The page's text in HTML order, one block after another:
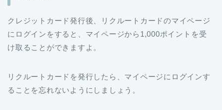
クレジットカード発行後、リクルートカードのマイページ
にログインをすると、マイページから1,000ポイントを受
け取ることができますよ。
リクルートカードを発行したら、マイページにログインす
ることを忘れないようにしましょう。